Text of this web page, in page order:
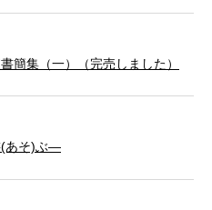
集（一）（完売しました）
あそ)ぶ―